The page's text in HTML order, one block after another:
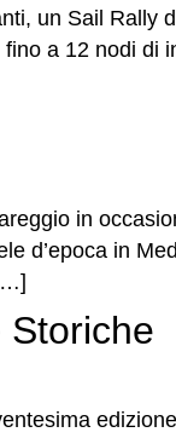
un Sail Rally
a 12 nodi
in
d’epoca in
Storiche